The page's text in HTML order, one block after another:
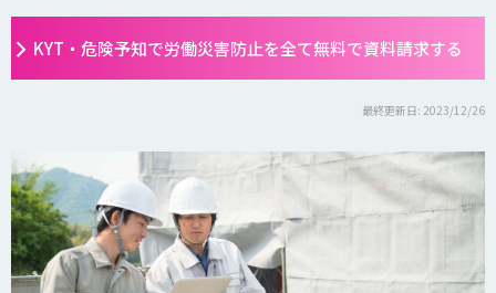
KYT・危険予知で労働災害防止を全て無料で資料請求する
最終更新日: 2023/12/26